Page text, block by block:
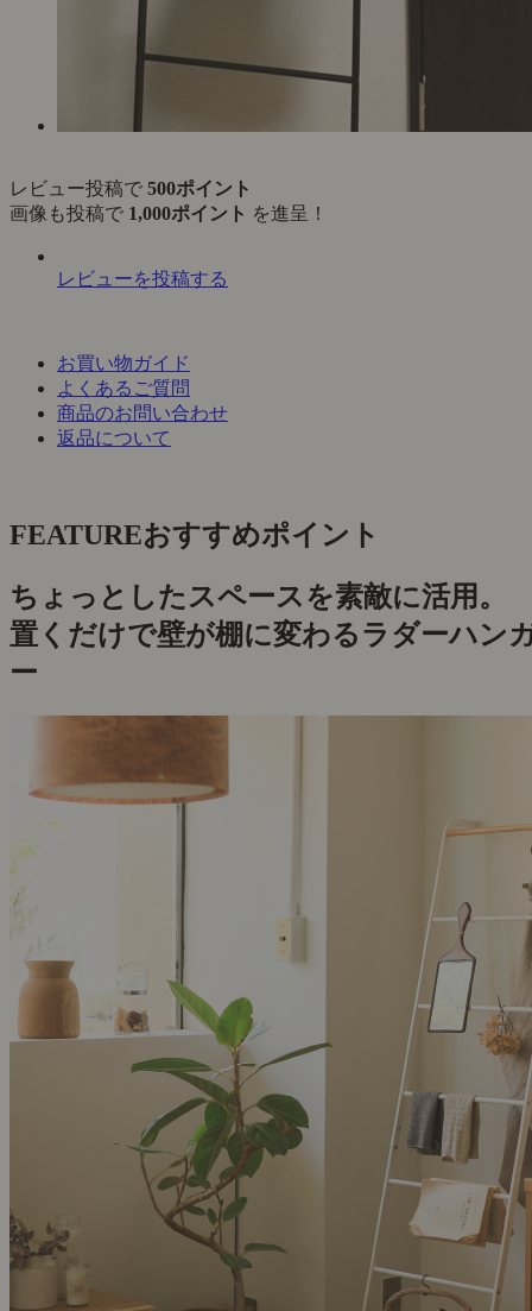
レビュー投稿で 500ポイント
画像も投稿で 1,000ポイント を進呈！
レビューを投稿する
お買い物ガイド
よくあるご質問
商品のお問い合わせ
返品について
FEATUREおすすめポイント
ちょっとしたスペースを素敵に活用。
置くだけで壁が棚に変わるラダーハン
ー